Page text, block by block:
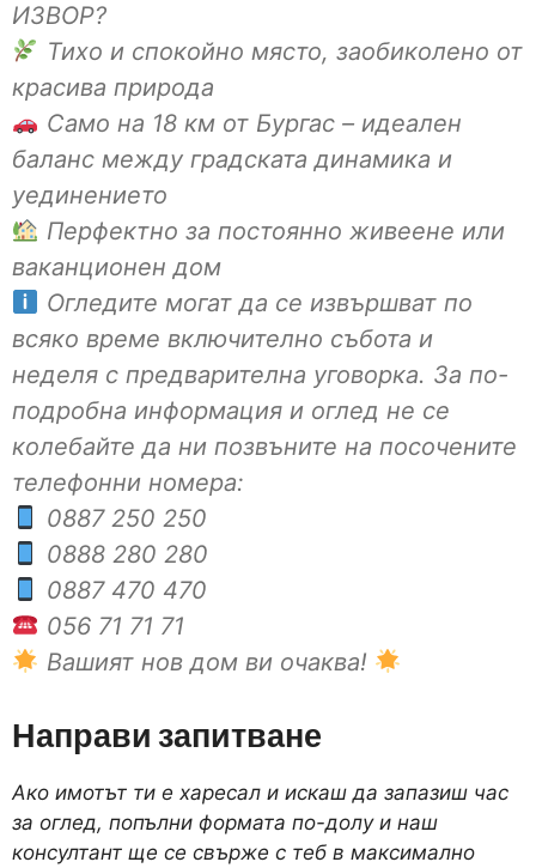
ИЗВОР?
Тихо и спокойно място, заобиколено от
красива природа
Само на 18 км от Бургас – идеален
баланс между градската динамика и
уединението
Перфектно за постоянно живеене или
ваканционен дом
Огледите могат да се извършват по
всяко време включително събота и
неделя с предварителна уговорка. За по-
подробна информация и оглед не се
колебайте да ни позвъните на посочените
телефонни номера:
0887 250 250
0888 280 280
0887 470 470
056 71 71 71
Вашият нов дом ви очаква!
Направи запитване
Ако имотът ти е харесал и искаш да запазиш час
за оглед, попълни формата по-долу и наш
консултант ще се свърже с теб в максимално